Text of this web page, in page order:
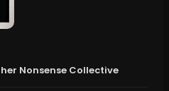
Nonsense Collective